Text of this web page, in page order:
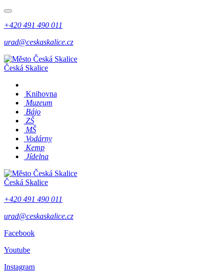
+420 491 490 011
urad@ceskaskalice.cz
Česká Skalice
Knihovna
Muzeum
Bájo
ZŠ
MŠ
Vodárny
Kemp
Jídelna
Česká Skalice
+420 491 490 011
urad@ceskaskalice.cz
Facebook
Youtube
Instagram